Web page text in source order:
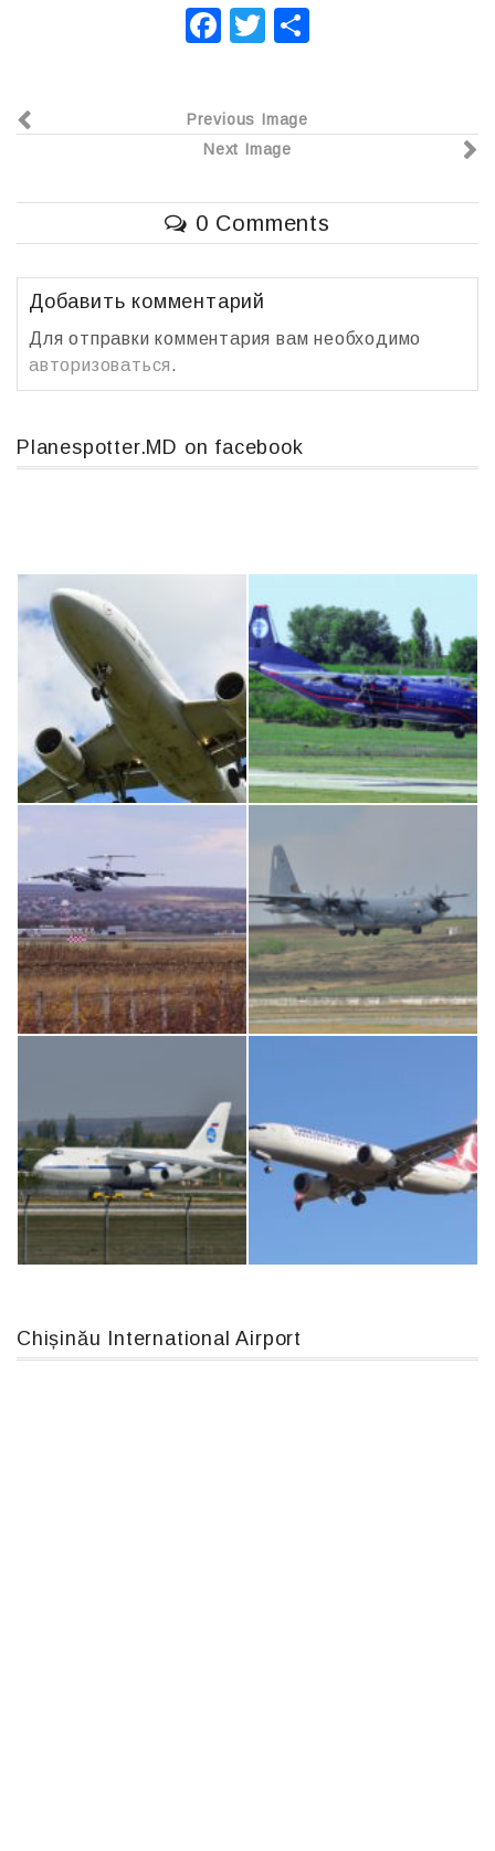
F
e
b
o
o
k
T
er р
в
и
т
Previous Image
Next Image
0 Comments
Добавить комментарий
Для отправки комментария вам необходимо
авторизоваться.
Planespotter.MD on facebook
Airbus A319-114 D-AILN, Lufthansa, Франкфурт-Кишинев, 24/06/18 An12, UR-CGV
Chișinău International Airport